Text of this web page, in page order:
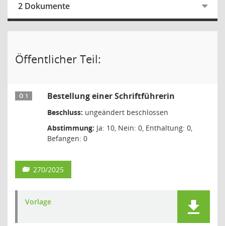
2 Dokumente
Öffentlicher Teil:
Ö 1 Bestellung einer Schriftführerin
Beschluss: ungeändert beschlossen
Abstimmung: Ja: 10, Nein: 0, Enthaltung: 0,
Befangen: 0
270/2025
Vorlage